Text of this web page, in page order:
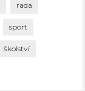
rada
sport
školství